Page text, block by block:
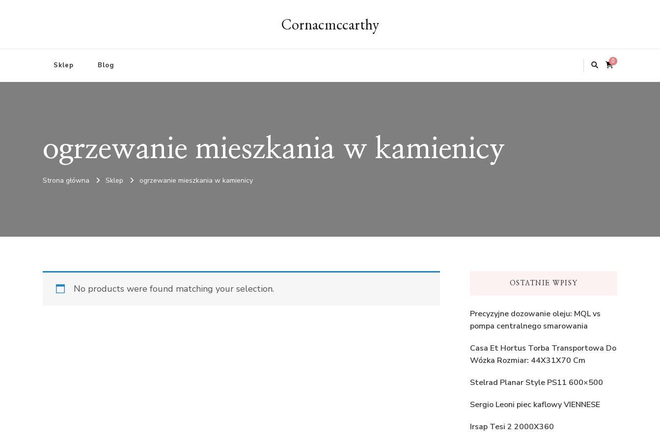
Cornacmccarthy
Sklep Blog 0
ogrzewanie mieszkania w kamienicy
Strona główna Sklep ogrzewanie mieszkania w kamienicy
No products were found matching your selection. OSTATNIE WPISY
Precyzyjne dozowanie oleju: MQL vs
pompa centralnego smarowania
Casa Et Hortus Torba Transportowa Do
Wózka Rozmiar: 44X31X70 Cm
Stelrad Planar Style PS11 600×500
Sergio Leoni piec kaflowy VIENNESE
Irsap Tesi 2 2000X360